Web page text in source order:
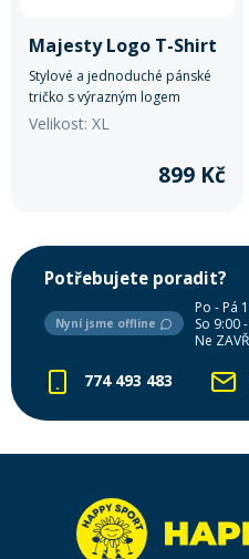
Majesty Logo T-Shirt
Stylové a jednoduché pánské
tričko s výrazným logem
značky.
Velikost: XL
899 Kč
Potřebujete poradit?
Nyní jsme offline
Po - Pá
So 9:00
Ne
774 493 483